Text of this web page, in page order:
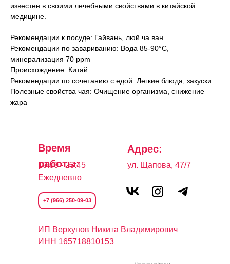
известен в своими лечебными свойствами в китайской
медицине.
Рекомендации к посуде: Гайвань, люй ча ван
Рекомендации по завариванию: Вода 85-90°C,
минерализация 70 ppm
Происхождение: Китай
Рекомендации по сочетанию с едой: Легкие блюда, закуски
Полезные свойства чая: Очищение организма, снижение
жара
Адрес:
Время
работы:
ул. Щапова, 47/7
И П Верхунов Никита Владимирович
ИНН 165718810153
10:00 - 23:45
Ежедневно
+7 (966) 250-09-03